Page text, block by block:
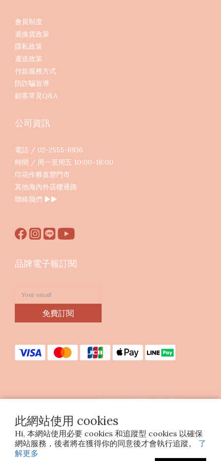
此網站使用 cookies
Hi, 本網站使用必要 cookies 和追蹤型 cookies 以確保
網站服務，後者將在獲得你的同意後才會執行追蹤。 了
解更多
會員制度
退換貨政策
隱私政策
運送政策
付款服務方式
防詐騙宣導
顧客常見Q&A
公司資訊
電話 / 02-2555-6936
時間 / 周一至周五 10:00-18:00
印花作夥直營門市
其他海內外店櫃通路
聯絡我們 ▶︎▶︎
品牌電子報訂閱
免費訂閱
Copyright © 2023 印花樂美感生活股份有限公司